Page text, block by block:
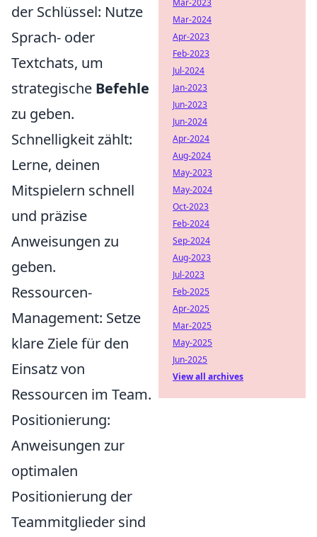
der Schlüssel: Nutze
Sprach- oder
Textchats, um
strategische Befehle
zu geben.
Schnelligkeit zählt:
Lerne, deinen
Mitspielern schnell
und präzise
Anweisungen zu
geben.
Ressourcen-
Management: Setze
klare Ziele für den
Einsatz von
Ressourcen im Team.
Positionierung:
Anweisungen zur
optimalen
Positionierung der
Teammitglieder sind
Mar-2023
Mar-2024
Apr-2023
Feb-2023
Jul-2024
Jan-2023
Jun-2023
Jun-2024
Apr-2024
Aug-2024
May-2023
May-2024
Oct-2023
Feb-2024
Sep-2024
Aug-2023
Jul-2023
Feb-2025
Apr-2025
Mar-2025
May-2025
Jun-2025
View all archives